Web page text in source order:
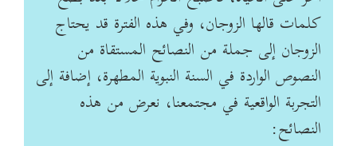
كلمات قالها الزوجان، وفي هذه الفترة قد يحتاج
الزوجان إلى جملة من النصائح المستقاة من
النصوص الواردة في السنة النبوية المطهرة، إضافة إلى
التجربة الواقعية في مجتمعنا، نعرض من هذه
النصائح: